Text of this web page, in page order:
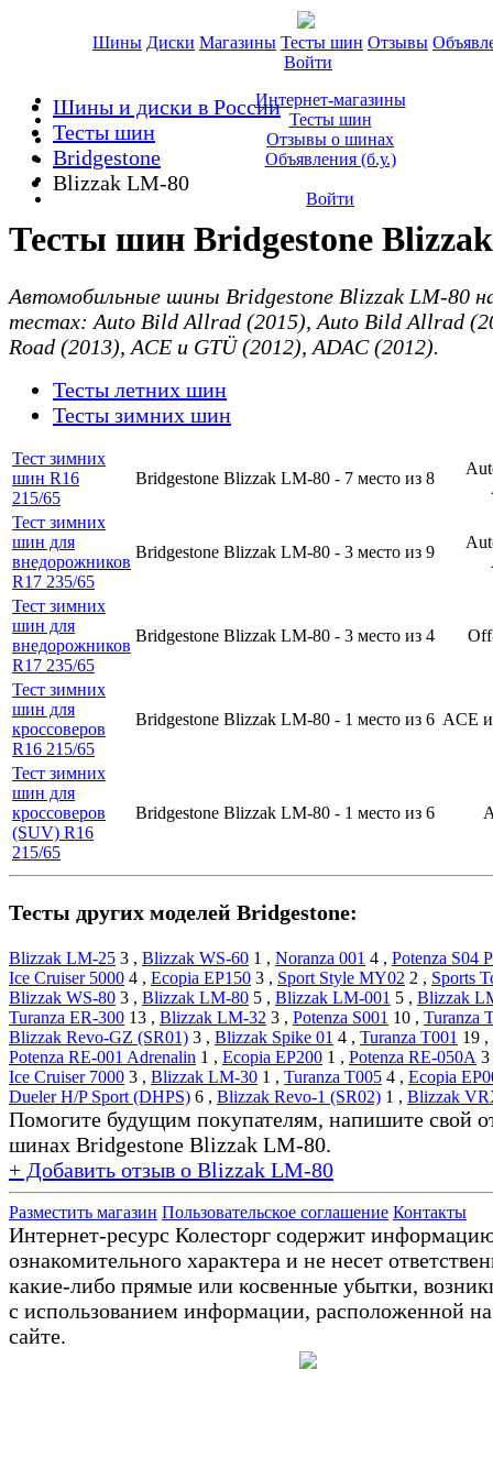
Шины Диски Магазины Тесты шин Отзывы
Войти
Интернет-магазины
Тесты шин
Отзывы о шинах
Объявления (б.у.)
Войти
Шины и диски в России
Тесты шин
Bridgestone
Blizzak LM-80
Тесты шин Bridgestone
Автомобильные шины Bridgestone Blizzak LM-80
тестах: Auto Bild Allrad (2015), Auto Bild Allrad
Road (2013), ACE и GTÜ (2012), ADAC (2012).
Тесты летних шин
Тесты зимних шин
Тест зимних
шин R16
215/65
Bridgestone Blizzak LM-80 - 7 место из 8
Тест зимних
шин для
внедорожников
R17 235/65
Bridgestone Blizzak LM-80 - 3 место из 9
Тест зимних
шин для
внедорожников
R17 235/65
Bridgestone Blizzak LM-80 - 3 место из 4
Тест зимних
шин для
кроссоверов
R16 215/65
Bridgestone Blizzak LM-80 - 1 место из 6 ACE
Тест зимних
шин для
кроссоверов
(SUV) R16
215/65
Bridgestone Blizzak LM-80 - 1 место из 6
Тесты других моделей Bridgestone:
Blizzak LM-25 3 , Blizzak WS-60 1 , Noranza 001 4 , Potenza S04
Ice Cruiser 5000 4 , Ecopia EP150 3 , Sport Style MY02 2 , Sports
Blizzak WS-80 3 , Blizzak LM-80 5 , Blizzak LM-001 5 , Blizzak
Turanza ER-300 13 , Blizzak LM-32 3 , Potenza S001 10 , Turanza
Blizzak Revo-GZ (SR01) 3 , Blizzak Spike 01 4 , Turanza T001 19 ,
Potenza RE-001 Adrenalin 1 , Ecopia EP200 1 , Potenza RE-050A 3
Ice Cruiser 7000 3 , Blizzak LM-30 1 , Turanza T005 4 , Ecopia
Dueler H/P Sport (DHPS) 6 , Blizzak Revo-1 (SR02) 1 , Blizzak
Помогите будущим покупателям, напишите свой
шинах Bridgestone Blizzak LM-80.
+ Добавить отзыв о Blizzak LM-80
Разместить магазин Пользовательское соглашение Контакты
Интернет-ресурс Колесторг содержит
ознакомительного характера и не несет
какие-либо прямые или косвенные убытки,
с использованием информации, расположенной
сайте.